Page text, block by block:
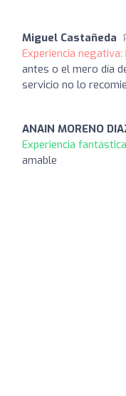
Miguel Castañeda
Experiencia negativa:
antes o el mero día
servicio no lo
ANAIN MORENO
Experiencia
amable